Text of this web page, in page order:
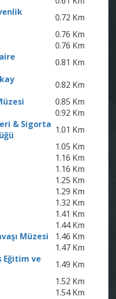
0.72 Km
0.76 Km
0.76 Km
0.81 Km
0.82 Km
0.85 Km
0.92 Km
& Sigorta 1.01 Km
1.05 Km
1.16 Km
1.16 Km
1.25 Km
1.29 Km
1.32 Km
1.41 Km
1.44 Km
Müzesi
1.46 Km
1.47 Km
Eğitim ve
1.49 Km
1.52 Km
1.54 Km